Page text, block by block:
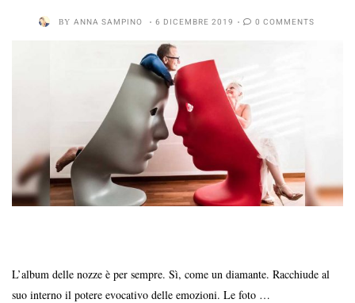
BY ANNA SAMPINO 6 DICEMBRE 2019 0 COMMENTS
L’album delle nozze è per sempre. Sì, come un diamante. Racchiude al
suo interno il potere evocativo delle emozioni. Le foto …